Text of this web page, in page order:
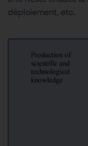
déploiement, etc.